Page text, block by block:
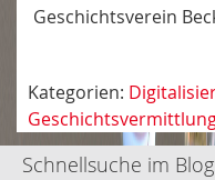
Geschichtsverein
Kategorien:
Schnellsuche im